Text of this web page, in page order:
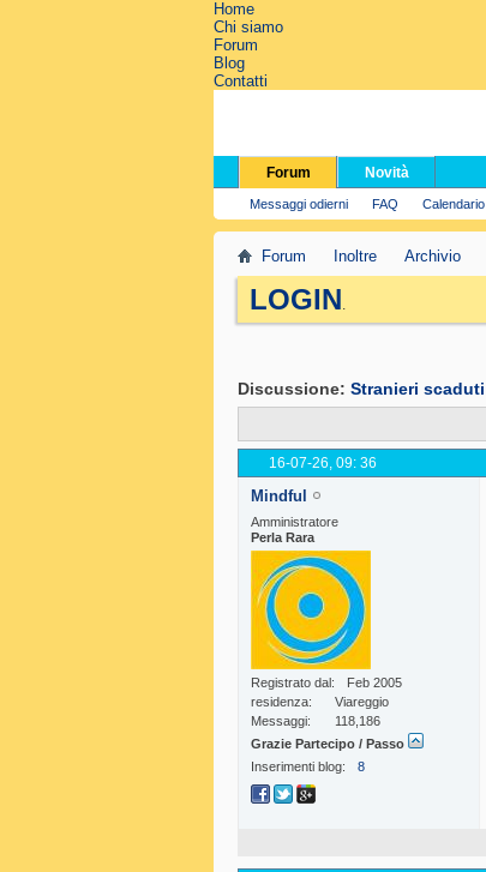
Home
Chi siamo
Forum
Blog
Contatti
Forum
Messaggi odierni FAQ Calendario
Novità
Forum Inoltre Archivio
LOGIN.
Discussione: Stranieri scaduti
16-07-26, 09: 36
Mindful
Amministratore
Perla Rara
Registrato dal
Feb 2005
residenza
Viareggio
Messaggi
118,186
Grazie Partecipo / Passo
Inserimenti blog
8